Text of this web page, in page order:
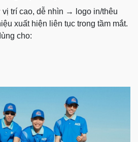
vị trí cao, dễ nhìn → logo in/thêu
xuất hiện liên tục trong tầm mắt.
cho: